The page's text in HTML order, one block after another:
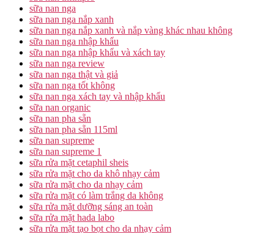
sữa nan nga
sữa nan nga nắp xanh
sữa nan nga nắp xanh và nắp vàng khác nhau không
sữa nan nga nhập khẩu
sữa nan nga nhập khẩu và xách tay
sữa nan nga review
sữa nan nga thật và giả
sữa nan nga tốt không
sữa nan nga xách tay và nhập khẩu
sữa nan organic
sữa nan pha sẵn
sữa nan pha sẵn 115ml
sữa nan supreme
sữa nan supreme 1
sữa rửa mặt cetaphil sheis
sữa rửa mặt cho da khô nhạy cảm
sữa rửa mặt cho da nhạy cảm
sữa rửa mặt có làm trắng da không
sữa rửa mặt dưỡng sáng an toàn
sữa rửa mặt hada labo
sữa rửa mặt tạo bọt cho da nhạy cảm